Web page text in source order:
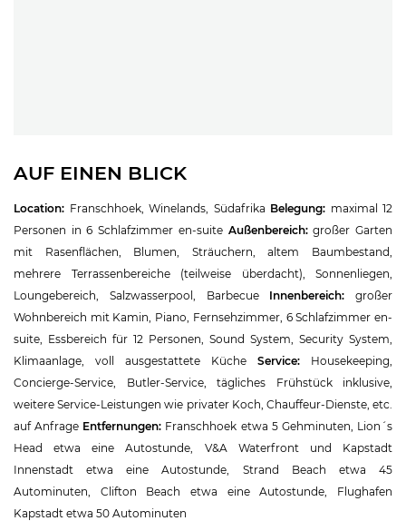
AUF EINEN BLICK
Location: Franschhoek, Winelands, Südafrika Belegung: maximal 12
Personen in 6 Schlafzimmer en-suite Außenbereich:großer Garten
mit Rasenflächen, Blumen, Sträuchern, altem Baumbestand,
mehrere Terrassenbereiche (teilweise überdacht), Sonnenliegen,
Loungebereich, Salzwasserpool, Barbecue Innenbereich: großer
Wohnbereich mit Kamin, Piano, Fernsehzimmer, 6 Schlafzimmer en-
suite, Essbereich für 12 Personen, Sound System, Security System,
Klimaanlage, voll ausgestattete Küche Service: Housekeeping,
Concierge-Service, Butler-Service, tägliches Frühstück inklusive,
weitere Service-Leistungen wie privater Koch, Chauffeur-Dienste, etc.
auf Anfrage Entfernungen: Franschhoek etwa 5 Gehminuten, Lion´s
Head etwa eine Autostunde, V&A Waterfront und Kapstadt
Innenstadt etwa eine Autostunde, Strand Beach etwa 45
Autominuten, Clifton Beach etwa eine Autostunde, Flughafen
Kapstadt etwa 50 Autominuten